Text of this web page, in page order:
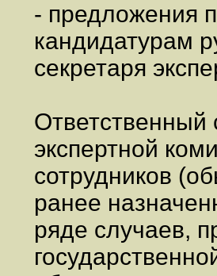
- предложения
кандидатурам
секретаря
Ответственный
экспертной
сотрудников
ранее
ряде случаев,